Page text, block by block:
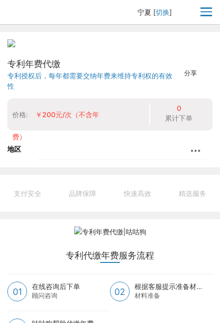
宁夏 [切换]
分享
专利年费代缴
专利授权后，每年都需要交纳年费来维持专利权的有效
性
价格: ￥200元/次（不含年
费）
0
累计下单
地区
支付安全 品牌保障 快速高效 精选服务
专利代缴年费服务流程
01
在线咨询后下单
顾问咨询 02
根据客服提示准备材料
材料准备